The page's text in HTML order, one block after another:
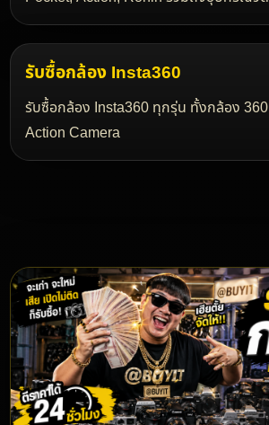
รับซื้อกล้อง Ricoh โดยเฉพาะรุ่นยอดนิยม
Series รวมถึงกล้อง Compact รุ่นต่าง ๆ